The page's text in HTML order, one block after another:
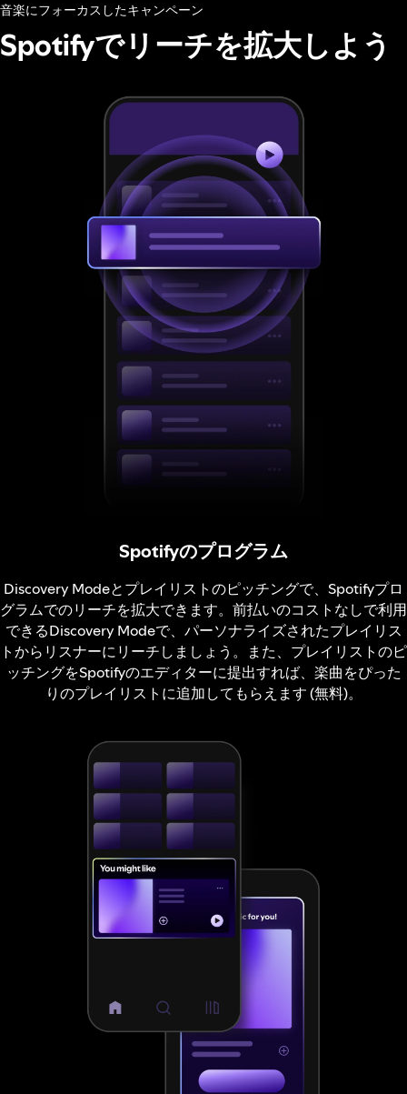
音楽にフォーカスしたキャンペーン
Spotifyでリーチを拡大しよう
Spotifyのプログラム
Discovery Modeとプレイリストのピッチングで、Spotifyプロ
グラムでのリーチを拡大できます。前払いのコストなしで利用
できるDiscovery Modeで、パーソナライズされたプレイリス
トからリスナーにリーチしましょう。また、プレイリストのピ
ッチングをSpotifyのエディターに提出すれば、楽曲をぴった
りのプレイリストに追加してもらえます (無料)。